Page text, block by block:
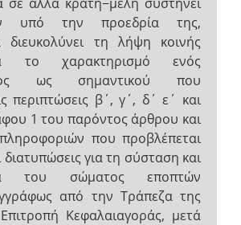
υπό την προεδρία της,
διευκολύνει τη λήψη κοινής
το χαρακτηρισμό ενός
ως σημαντικού που
περιπτώσεις β΄, γ΄, δ΄ ε΄ και
1 του παρόντος άρθρου και
που προβλέπεται
για τη σύσταση και
του σώματος εποπτών
από την Τράπεζα της
Κεφαλαιαγοράς, μετά